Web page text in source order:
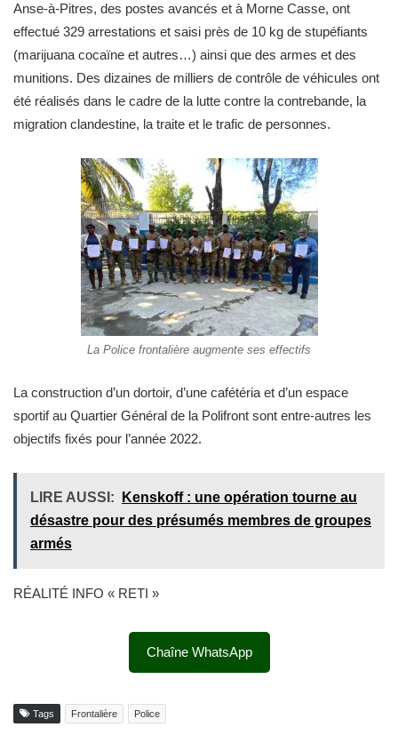
Anse-à-Pitres, des postes avancés et à Morne Casse, ont
effectué 329 arrestations et saisi près de 10 kg de stupéfiants
(marijuana cocaïne et autres…) ainsi que des armes et des
munitions. Des dizaines de milliers de contrôle de véhicules ont
été réalisés dans le cadre de la lutte contre la contrebande, la
migration clandestine, la traite et le trafic de personnes.
La Police frontalière augmente ses effectifs
La construction d’un dortoir, d’une cafétéria et d’un espace
sportif au Quartier Général de la Polifront sont entre-autres les
objectifs fixés pour l’année 2022.
LIRE AUSSI:
Kenskoff : une opération tourne au
désastre pour des présumés membres de groupes
armés
RÉALITÉ INFO « RETI »
Chaîne WhatsApp
Tags Frontalière Police